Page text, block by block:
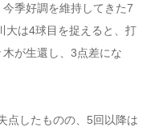
季好調を維持してきた7
大は4球目を捉えると、打
が生還し、3点差にな
点したものの、5回以降は